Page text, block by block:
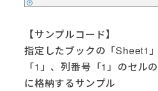
【サンプルコード】
指定したブックの「Sheet1
「1」、列番号「1」のセル
に格納するサンプル